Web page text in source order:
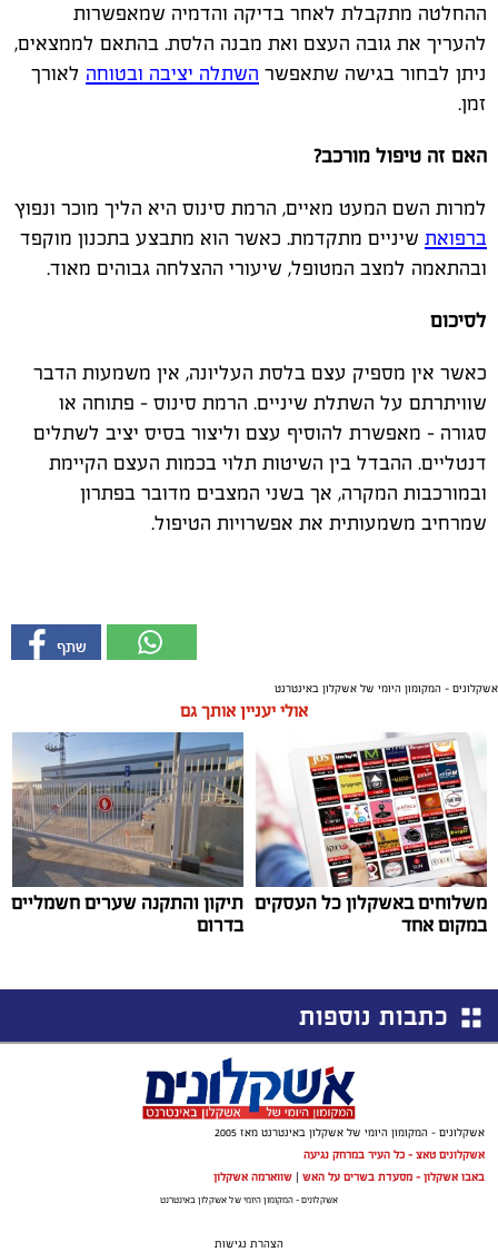
ההחלטה מתקבלת לאחר בדיקה והדמיה שמאפשרות
להעריך את גובה העצם ואת מבנה הלסת. בהתאם לממצאים,
ניתן לבחור בגישה שתאפשר השתלה יציבה ובטוחה לאורך
זמן.
האם זה טיפול מורכב?
למרות השם המעט מאיים, הרמת סינוס היא הליך מוכר ונפוץ
ברפואת שיניים מתקדמת. כאשר הוא מתבצע בתכנון מוקפד
ובהתאמה למצב המטופל, שיעורי ההצלחה גבוהים מאוד.
לסיכום
כאשר אין מספיק עצם בלסת העליונה, אין משמעות הדבר
שוויתרתם על השתלת שיניים. הרמת סינוס – פתוחה או
סגורה – מאפשרת להוסיף עצם וליצור בסיס יציב לשתלים
דנטליים. ההבדל בין השיטות תלוי בכמות העצם הקיימת
ובמורכבות המקרה, אך בשני המצבים מדובר בפתרון
שמרחיב משמעותית את אפשרויות הטיפול.
אשקלונים - המקומון היומי של אשקלון באינטרנט
אולי יעניין אותך גם
משלוחים באשקלון כל העסקים
במקום אחד
תיקון והתקנה שערים חשמליים
בדרום
כתבות נוספות
אשקלונים - המקומון היומי של אשקלון באינטרנט מאז 2005
אשקלונים טאצ - כל העיר במרחק נגיעה
באבו אשקלון - מסעדת בשרים על האש | שווארמה אשקלון
אשקלונים - המקומון היומי של אשקלון באינטרנט
הצהרת נגישות